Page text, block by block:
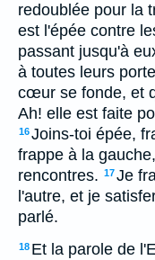
redoublée pour la
est l'épée contre
passant jusqu'à
à toutes leurs
cœur se fonde, et
Ah! elle est faite
16Joins-toi épée,
frappe à la
rencontres. 17Je
l'autre, et je
parlé.
18 Et la parole de